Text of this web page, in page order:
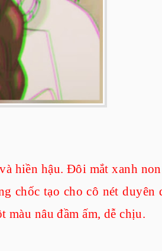
hiền hậu. Đôi mắt xanh
chốc tạo cho cô nét duyên
nâu đầm ấm, dễ chịu.